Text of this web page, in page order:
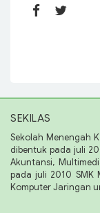
SEKILAS
Sekolah Menengah
dibentuk pada juli
Akuntansi,
pada juli 2010 SMK
Komputer Jaringan